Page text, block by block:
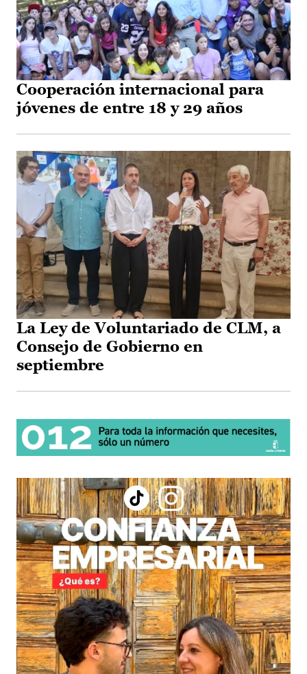
Cooperación internacional para
jóvenes de entre 18 y 29 años
La Ley de Voluntariado de CLM, a
Consejo de Gobierno en
septiembre